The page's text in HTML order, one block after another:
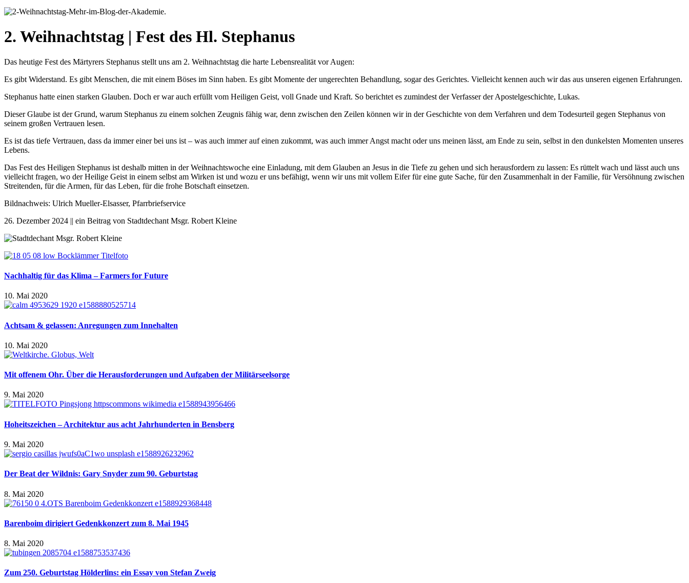
2. Weihnachtstag | Fest des Hl. Stephanus
Das heutige Fest des Märtyrers Stephanus stellt uns am 2. Weihnachtstag die harte Lebensrealität vor Augen:
Es gibt Widerstand. Es gibt Menschen, die mit einem Böses im Sinn haben. Es gibt Momente der ungerechten Behandlung, sogar des Gerichtes. Vielleicht kennen auch wir das aus unseren eigenen Erfahrungen.
Stephanus hatte einen starken Glauben. Doch er war auch erfüllt vom Heiligen Geist, voll Gnade und Kraft. So berichtet es zumindest der Verfasser der Apostelgeschichte, Lukas.
Dieser Glaube ist der Grund, warum Stephanus zu einem solchen Zeugnis fähig war, denn zwischen den Zeilen können wir in der Geschichte von dem Verfahren und dem Todesurteil gegen Stephanus von
seinem großen Vertrauen lesen.
Es ist das tiefe Vertrauen, dass da immer einer bei uns ist – was auch immer auf einen zukommt, was auch immer Angst macht oder uns meinen lässt, am Ende zu sein, selbst in den dunkelsten Momenten unseres
Lebens.
Das Fest des Heiligen Stephanus ist deshalb mitten in der Weihnachtswoche eine Einladung, mit dem Glauben an Jesus in die Tiefe zu gehen und sich herausfordern zu lassen: Es rüttelt wach und lässt auch uns
vielleicht fragen, wo der Heilige Geist in einem selbst am Wirken ist und wozu er uns befähigt, wenn wir uns mit vollem Eifer für eine gute Sache, für den Zusammenhalt in der Familie, für Versöhnung zwischen
Streitenden, für die Armen, für das Leben, für die frohe Botschaft einsetzen.
Bildnachweis: Ulrich Mueller-Elsasser, Pfarrbriefservice
26. Dezember 2024 || ein Beitrag von Stadtdechant Msgr. Robert Kleine
Nachhaltig für das Klima – Farmers for Future
10. Mai 2020
Achtsam & gelassen: Anregungen zum Innehalten
10. Mai 2020
Mit offenem Ohr. Über die Herausforderungen und Aufgaben der Militärseelsorge
9. Mai 2020
Hoheitszeichen – Architektur aus acht Jahrhunderten in Bensberg
9. Mai 2020
Der Beat der Wildnis: Gary Snyder zum 90. Geburtstag
8. Mai 2020
Barenboim dirigiert Gedenkkonzert zum 8. Mai 1945
8. Mai 2020
Zum 250. Geburtstag Hölderlins: ein Essay von Stefan Zweig